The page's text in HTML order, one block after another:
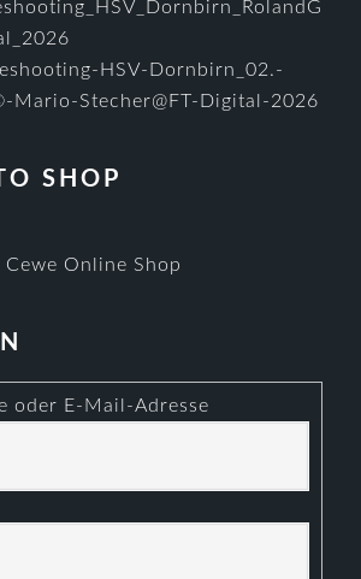
SHOP
Online Shop
oder E-Mail-Adresse